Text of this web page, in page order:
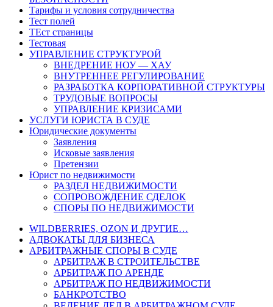
Тарифы и условия сотрудничества
Тест полей
ТЕст страницы
Тестовая
УПРАВЛЕНИЕ СТРУКТУРОЙ
ВНЕДРЕНИЕ НОУ — ХАУ
ВНУТРЕННЕЕ РЕГУЛИРОВАНИЕ
РАЗРАБОТКА КОРПОРАТИВНОЙ СТРУКТУРЫ
ТРУДОВЫЕ ВОПРОСЫ
УПРАВЛЕНИЕ КРИЗИСАМИ
УСЛУГИ ЮРИСТА В СУДЕ
Юридические документы
Заявления
Исковые заявления
Претензии
Юрист по недвижимости
РАЗДЕЛ НЕДВИЖИМОСТИ
СОПРОВОЖДЕНИЕ СДЕЛОК
СПОРЫ ПО НЕДВИЖИМОСТИ
WILDBERRIES, OZON И ДРУГИЕ…
АДВОКАТЫ ДЛЯ БИЗНЕСА
АРБИТРАЖНЫЕ СПОРЫ В СУДЕ
АРБИТРАЖ В СТРОИТЕЛЬСТВЕ
АРБИТРАЖ ПО АРЕНДЕ
АРБИТРАЖ ПО НЕДВИЖИМОСТИ
БАНКРОТСТВО